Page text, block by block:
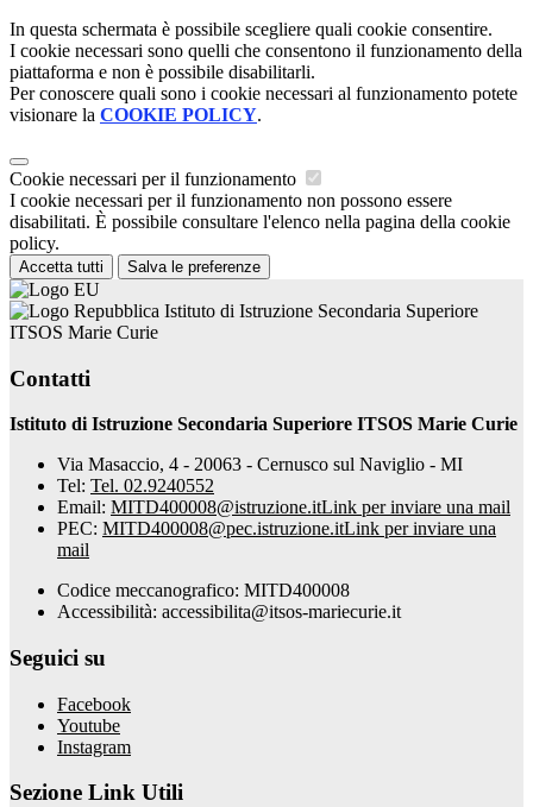
In questa schermata è possibile scegliere quali cookie consentire.
I cookie necessari sono quelli che consentono il funzionamento della
piattaforma e non è possibile disabilitarli.
Per conoscere quali sono i cookie necessari al funzionamento potete
visionare la COOKIE POLICY.
Cookie necessari per il funzionamento
I cookie necessari per il funzionamento non possono essere
disabilitati. È possibile consultare l'elenco nella pagina della cookie
policy.
Accetta tutti Salva le preferenze
Istituto di Istruzione Secondaria Superiore
ITSOS Marie Curie
Contatti
Istituto di Istruzione Secondaria Superiore ITSOS Marie Curie
Via Masaccio, 4 - 20063 - Cernusco sul Naviglio - MI
Tel: Tel. 02.9240552
Email: MITD400008@istruzione.itLink per inviare una mail
PEC: MITD400008@pec.istruzione.itLink per inviare una
mail
Codice meccanografico: MITD400008
Accessibilità: accessibilita@itsos-mariecurie.it
Seguici su
Facebook
Youtube
Instagram
Sezione Link Utili